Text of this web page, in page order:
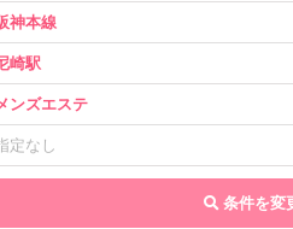
神本線
崎駅
ンズエステ
定なし
条件を変